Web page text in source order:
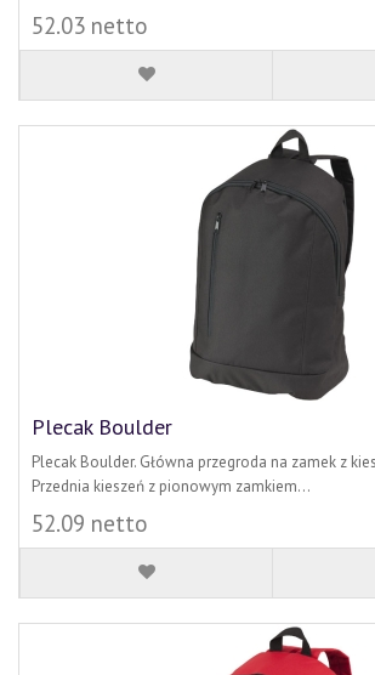
52.03 netto
Plecak Boulder
Plecak Boulder. Główna przegroda na zamek z
Przednia kieszeń z pionowym zamkiem...
52.09 netto